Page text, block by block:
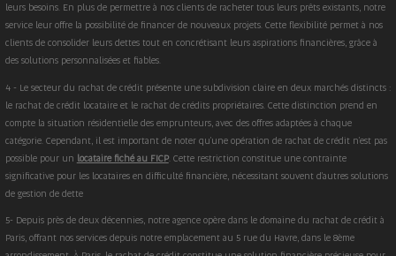
leurs besoins. En plus de permettre à nos clients de racheter tous leurs prêts existants, notre
service leur offre la possibilité de financer de nouveaux projets. Cette flexibilité permet à nos
clients de consolider leurs dettes tout en concrétisant leurs aspirations financières, grâce à
des solutions personnalisées et fiables.
4 - Le secteur du rachat de crédit présente une subdivision claire en deux marchés distincts :
le rachat de crédit locataire et le rachat de crédits propriétaires. Cette distinction prend en
compte la situation résidentielle des emprunteurs, avec des offres adaptées à chaque
catégorie. Cependant, il est important de noter qu'une opération de rachat de crédit n'est pas
possible pour un locataire fiché au FICP. Cette restriction constitue une contrainte
significative pour les locataires en difficulté financière, nécessitant souvent d'autres solutions
de gestion de dette
5- Depuis près de deux décennies, notre agence opère dans le domaine du rachat de crédit à
Paris, offrant nos services depuis notre emplacement au 5 rue du Havre, dans le 8ème